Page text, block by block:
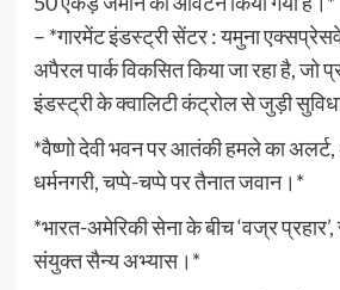
– *गारमेंट इंडस्ट्री सेंटर : यमुना
अपैरल पार्क विकसित किया जा रहा है, जो
इंडस्ट्री के क्वालिटी कंट्रोल से जुड़ी
*वैष्णो देवी भवन पर आतंकी हमले का
धर्मनगरी, चप्पे-चप्पे पर तैनात जवान।*
*भारत-अमेरिकी सेना के बीच ‘वज्र
संयुक्त सैन्य अभ्यास।*